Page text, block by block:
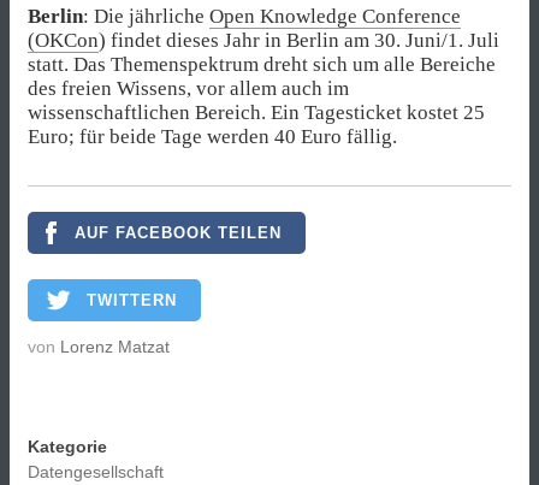
Berlin: Die jährliche Open Knowledge Conference
(OKCon) findet dieses Jahr in Berlin am 30. Juni/1. Juli
statt. Das Themenspektrum dreht sich um alle Bereiche
des freien Wissens, vor allem auch im
wissenschaftlichen Bereich. Ein Tagesticket kostet 25
Euro; für beide Tage werden 40 Euro fällig.
AUF FACEBOOK TEILEN
TWITTERN
von Lorenz Matzat
Kategorie
Datengesellschaft